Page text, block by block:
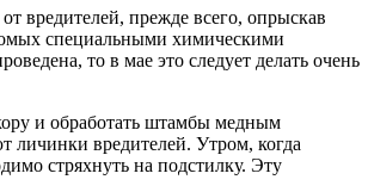
вредителей, прежде всего, опрыскав
специальными химическими
то в мае это следует делать очень
и обработать штамбы медным
личинки вредителей. Утром, когда
стряхнуть на подстилку. Эту